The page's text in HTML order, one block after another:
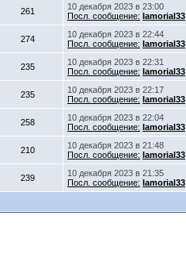
261
10 декабря 2023 в 23:00
Посл. сообщение: Iamorial33
274
10 декабря 2023 в 22:44
Посл. сообщение: Iamorial33
235
10 декабря 2023 в 22:31
Посл. сообщение: Iamorial33
235
10 декабря 2023 в 22:17
Посл. сообщение: Iamorial33
258
10 декабря 2023 в 22:04
Посл. сообщение: Iamorial33
210
10 декабря 2023 в 21:48
Посл. сообщение: Iamorial33
239
10 декабря 2023 в 21:35
Посл. сообщение: Iamorial33